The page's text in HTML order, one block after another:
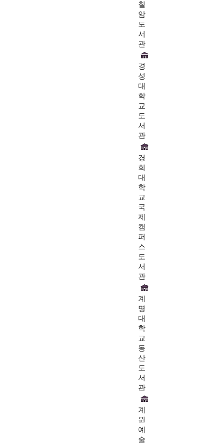
칠
암
도
서
관
경
성
대
학
교
도
서
관
경
희
대
학
교
국
제
캠
퍼
스
도
서
관
계
명
대
학
교
동
산
도
서
관
계
원
예
술